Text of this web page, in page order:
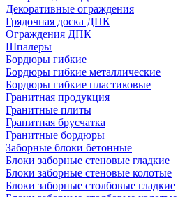
Декоративные ограждения
Грядочная доска ДПК
Ограждения ДПК
Шпалеры
Бордюры гибкие
Бордюры гибкие металлические
Бордюры гибкие пластиковые
Гранитная продукция
Гранитные плиты
Гранитная брусчатка
Гранитные бордюры
Заборные блоки бетонные
Блоки заборные стеновые гладкие
Блоки заборные стеновые колотые
Блоки заборные столбовые гладкие